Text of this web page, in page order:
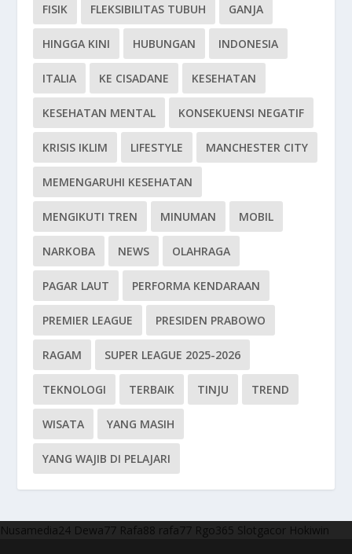
FISIK FLEKSIBILITAS TUBUH GANJA
HINGGA KINI HUBUNGAN INDONESIA
ITALIA KE CISADANE KESEHATAN
KESEHATAN MENTAL KONSEKUENSI NEGATIF
KRISIS IKLIM LIFESTYLE MANCHESTER CITY
MEMENGARUHI KESEHATAN
MENGIKUTI TREN MINUMAN MOBIL
NARKOBA NEWS OLAHRAGA
PAGAR LAUT PERFORMA KENDARAAN
PREMIER LEAGUE PRESIDEN PRABOWO
RAGAM SUPER LEAGUE 2025-2026
TEKNOLOGI TERBAIK TINJU TREND
WISATA YANG MASIH
YANG WAJIB DI PELAJARI
Nusamedia24 Dewa77 Rafa88 rafa77 Rgo365 Slotgacor Hokiwin